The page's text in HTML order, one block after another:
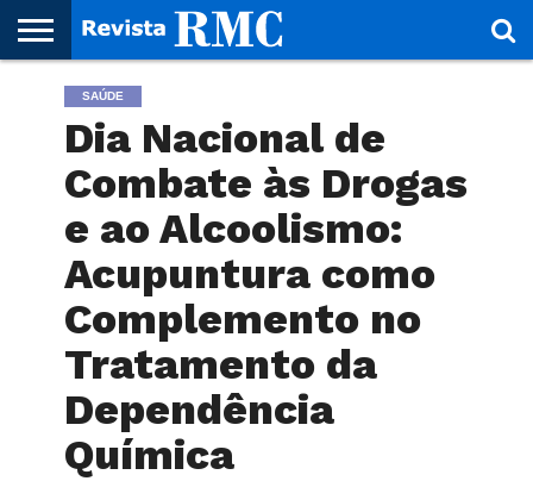
HOME
REVISTA
PROJETO
CULTURAL
RMC – 20
CIDADES
ARTE &
CULTURA
NOTÍCIAS
CORPORATIVAS
EDIÇÕES
ANTERIORES
PARCEIROS
FAÇA
SEU
SITE!
FALE
CONOSCO
SAÚDE
Dia Nacional de
Combate às Drogas
e ao Alcoolismo:
Acupuntura como
Complemento no
Tratamento da
Dependência
Química